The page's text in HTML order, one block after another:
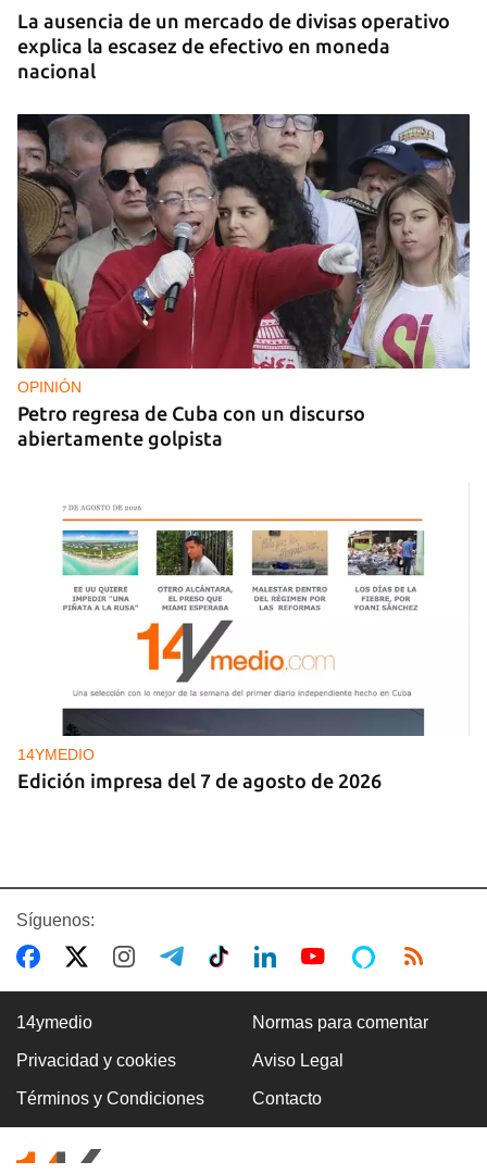
La ausencia de un mercado de divisas operativo
explica la escasez de efectivo en moneda
nacional
OPINIÓN
Petro regresa de Cuba con un discurso
abiertamente golpista
14YMEDIO
Edición impresa del 7 de agosto de 2026
DEPORTACIONES EE UU
El ICE envía a la fuerza a migrantes, entre ellos
cuatro cubanos, a la República Centroafricana
Síguenos:
14ymedio Normas para comentar
Privacidad y cookies Aviso Legal
Términos y Condiciones Contacto